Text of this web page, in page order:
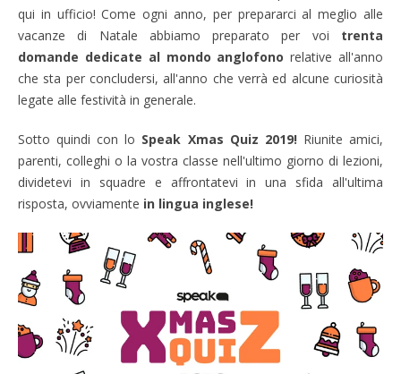
qui in ufficio! Come ogni anno, per prepararci al meglio alle
vacanze di Natale abbiamo preparato per voi trenta
domande dedicate al mondo anglofono relative all'anno
che sta per concludersi, all'anno che verrà ed alcune curiosità
legate alle festività in generale.
Sotto quindi con lo Speak Xmas Quiz 2019!Riunite amici,
parenti, colleghi o la vostra classe nell'ultimo giorno di lezioni,
dividetevi in squadre e affrontatevi in una sfida all'ultima
risposta, ovviamente in lingua inglese!